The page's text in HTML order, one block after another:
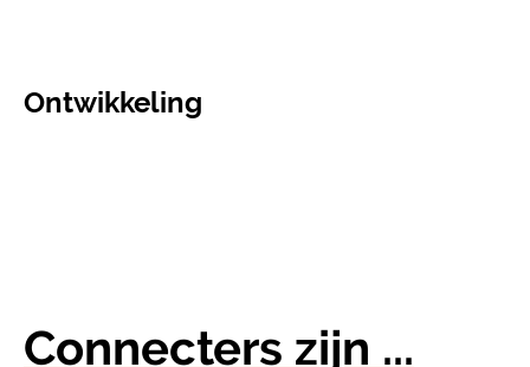
Ontwikkeling
Connecters zijn ...